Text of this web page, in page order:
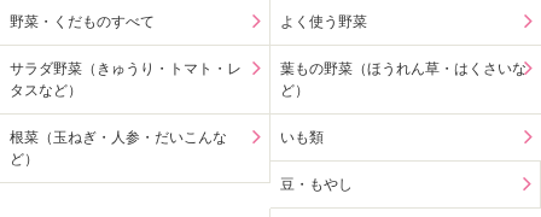
野菜・くだものすべて よく使う野菜
サラダ野菜（きゅうり・トマト・レ
タスなど）
葉もの野菜（ほうれん草・はくさいな
ど）
根菜（玉ねぎ・人参・だいこんな
ど）
いも類
豆・もやし